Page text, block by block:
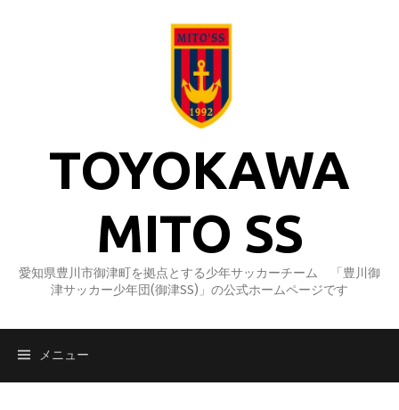
TOYOKAWA
MITO SS
愛知県豊川市御津町を拠点とする少年サッカーチーム 「豊川御
津サッカー少年団(御津SS)」の公式ホームページです
メニュー